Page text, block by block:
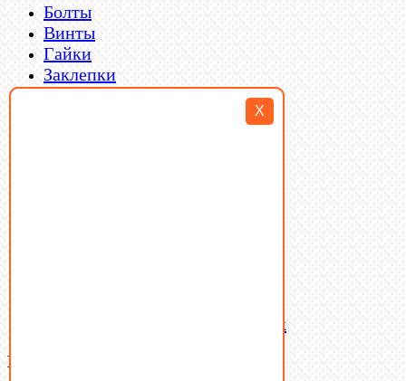
X
Болты
Винты
Гайки
Заклепки
Пресс-масленки
Латунный и бронзовый крепеж
Ваша корзина